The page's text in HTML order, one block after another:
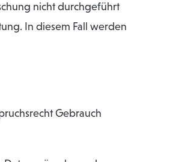
nicht durchgeführt
In diesem Fall werden
Gebrauch